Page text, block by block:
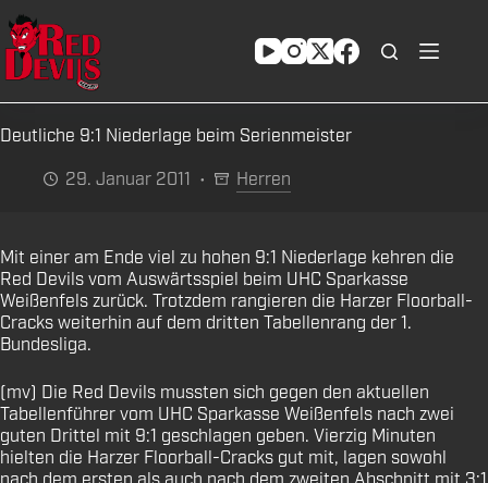
Zum
Inhalt
springen
Deutliche 9:1 Niederlage beim Serienmeister
29. Januar 2011
Herren
Mit einer am Ende viel zu hohen 9:1 Niederlage kehren die
Red Devils vom Auswärtsspiel beim UHC Sparkasse
Weißenfels zurück. Trotzdem rangieren die Harzer Floorball-
Cracks weiterhin auf dem dritten Tabellenrang der 1.
Bundesliga.
(mv) Die Red Devils mussten sich gegen den aktuellen
Tabellenführer vom UHC Sparkasse Weißenfels nach zwei
guten Drittel mit 9:1 geschlagen geben. Vierzig Minuten
hielten die Harzer Floorball-Cracks gut mit, lagen sowohl